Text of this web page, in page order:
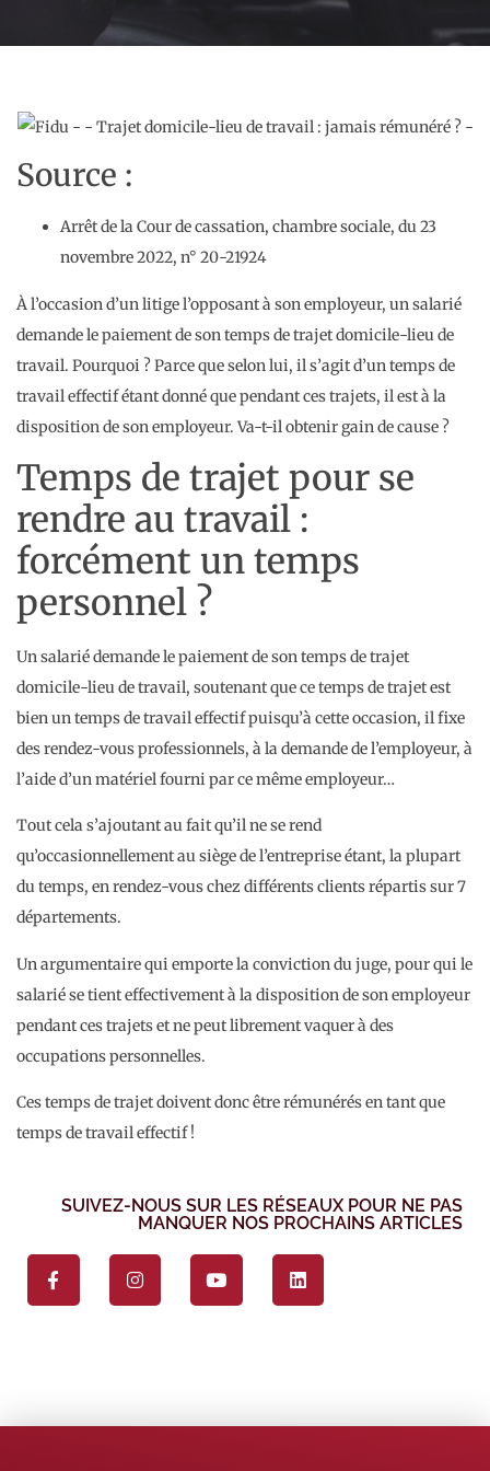
Source :
Arrêt de la Cour de cassation, chambre sociale, du 23
novembre 2022, n° 20-21924
À l’occasion d’un litige l’opposant à son employeur, un salarié
demande le paiement de son temps de trajet domicile-lieu de
travail. Pourquoi ? Parce que selon lui, il s’agit d’un temps de
travail effectif étant donné que pendant ces trajets, il est à la
disposition de son employeur. Va-t-il obtenir gain de cause ?
Temps de trajet pour se
rendre au travail :
forcément un temps
personnel ?
Un salarié demande le paiement de son temps de trajet
domicile-lieu de travail, soutenant que ce temps de trajet est
bien un temps de travail effectif puisqu’à cette occasion, il fixe
des rendez-vous professionnels, à la demande de l’employeur, à
l’aide d’un matériel fourni par ce même employeur…
Tout cela s’ajoutant au fait qu’il ne se rend
qu’occasionnellement au siège de l’entreprise étant, la plupart
du temps, en rendez-vous chez différents clients répartis sur 7
départements.
Un argumentaire qui emporte la conviction du juge, pour qui le
salarié se tient effectivement à la disposition de son employeur
pendant ces trajets et ne peut librement vaquer à des
occupations personnelles.
Ces temps de trajet doivent donc être rémunérés en tant que
temps de travail effectif !
SUIVEZ-NOUS SUR LES RÉSEAUX POUR NE PAS
MANQUER NOS PROCHAINS ARTICLES